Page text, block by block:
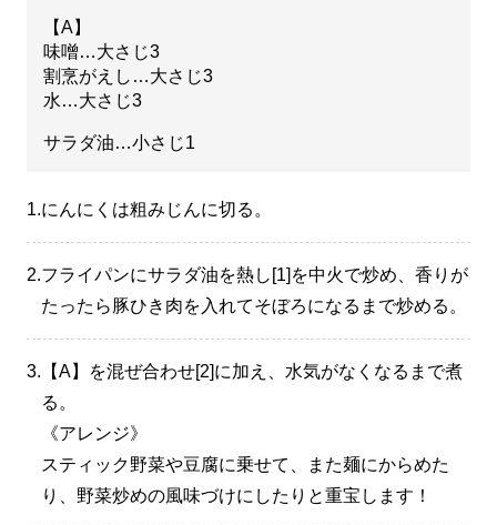
【A】
味噌…大さじ3
割烹がえし…大さじ3
水…大さじ3
サラダ油…小さじ1
1.にんにくは粗みじんに切る。
2.フライパンにサラダ油を熱し[1]を中火で炒め、香りが
たったら豚ひき肉を入れてそぼろになるまで炒める。
3. 【A】を混ぜ合わせ[2]に加え、水気がなくなるまで煮
る。
《アレンジ》
スティック野菜や豆腐に乗せて、また麺にからめた
り、野菜炒めの風味づけにしたりと重宝します！